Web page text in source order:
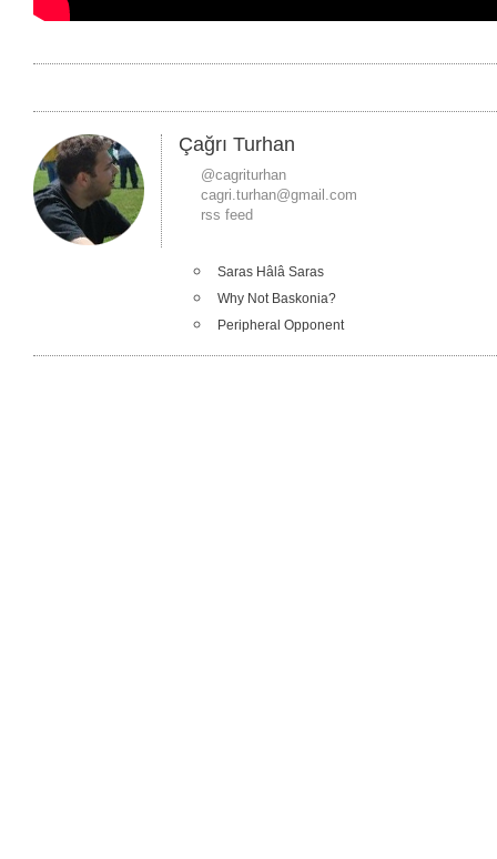
Çağrı Turhan
@cagriturhan
cagri.turhan@gmail.com
rss feed
Saras Hâlâ Saras
Why Not Baskonia?
Peripheral Opponent